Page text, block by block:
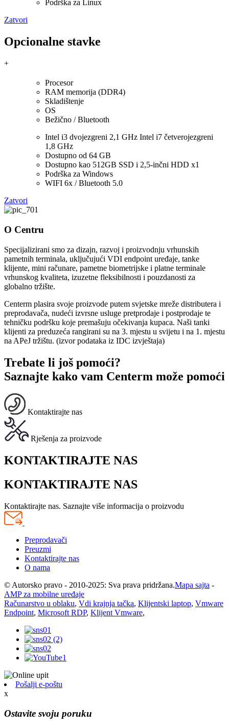
Podrška za Linux
Zatvori
Opcionalne stavke
+
Procesor
RAM memorija (DDR4)
Skladištenje
OS
Bežično / Bluetooth
Intel i3 dvojezgreni 2,1 GHz Intel i7 četverojezgreni
1,8 GHz
Dostupno od 64 GB
Dostupno kao 512GB SSD i 2,5-inčni HDD x1
Podrška za Windows
WIFI 6x / Bluetooth 5.0
Zatvori
O Centru
Specijalizirani smo za dizajn, razvoj i proizvodnju vrhunskih
pametnih terminala, uključujući VDI endpoint uređaje, tanke
klijente, mini računare, pametne biometrijske i platne terminale
vrhunskog kvaliteta, izuzetne fleksibilnosti i pouzdanosti za
globalno tržište.
Centerm plasira svoje proizvode putem svjetske mreže distributera i
preprodavača, nudeći izvrsne usluge pretprodaje i postprodaje te
tehničku podršku koje premašuju očekivanja kupaca. Naši tanki
klijenti za preduzeća rangirani su na 3. mjestu u svijetu i na 1. mjestu
na APeJ tržištu. (izvor podataka iz IDC izvještaja)
Trebate li još pomoći?
Saznajte kako vam Centerm može pomoći
Kontaktirajte nas
Rješenja za proizvode
KONTAKTIRAJTE NAS
KONTAKTIRAJTE NAS
Kontaktirajte nas. Saznajte više informacija o proizvodu
Preprodavači
Preuzmi
Kontaktirajte nas
O nama
© Autorsko pravo - 2010-2025: Sva prava pridržana.Mapa sajta -
AMP za mobilne uređaje
Računarstvo u oblaku, Vdi krajnja tačka, Klijentski laptop, Vmware
Endpoint, Microsoft RDP, Klijent Vmware,
Pošalji e-poštu
x
Ostavite svoju poruku